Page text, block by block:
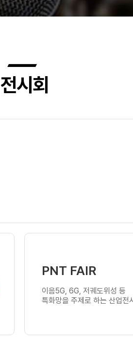
전시회
PNT FAIR
이음5G, 6G, 저궤도위성 등
특화망을 주제로 하는 산업전